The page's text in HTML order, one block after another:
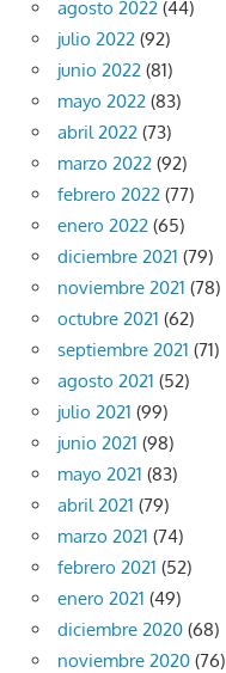
agosto 2022 (44)
julio 2022 (92)
junio 2022 (81)
mayo 2022 (83)
abril 2022 (73)
marzo 2022 (92)
febrero 2022 (77)
enero 2022 (65)
diciembre 2021 (79)
noviembre 2021 (78)
octubre 2021 (62)
septiembre 2021 (71)
agosto 2021 (52)
julio 2021 (99)
junio 2021 (98)
mayo 2021 (83)
abril 2021 (79)
marzo 2021 (74)
febrero 2021 (52)
enero 2021 (49)
diciembre 2020 (68)
noviembre 2020 (76)